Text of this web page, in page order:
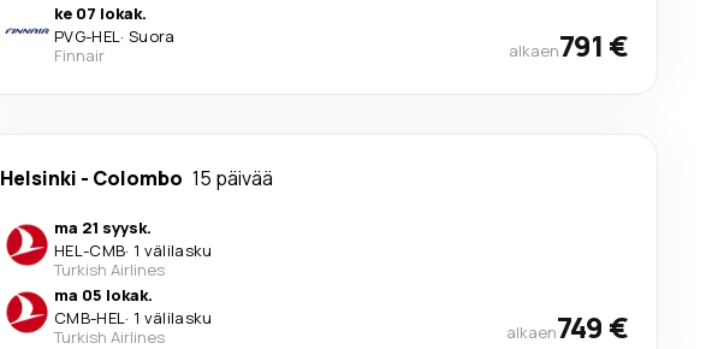
ke 07 lokak.
PVG-HEL· Suora
Finnair
alkaen791 €
Helsinki - Colombo 15 päivää
ma 21 syysk.
HEL-CMB· 1 välilasku
Turkish Airlines
ma 05 lokak.
CMB-HEL· 1 välilasku
Turkish Airlines
alkaen749 €